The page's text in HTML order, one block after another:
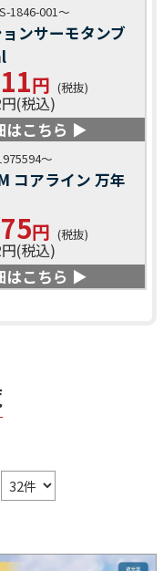
1846-001～
ンサーモタンブ
円 (税抜)
(税込)
はこちら ▶
～
コアライン 万年
円 (税抜)
(税込)
はこちら ▶